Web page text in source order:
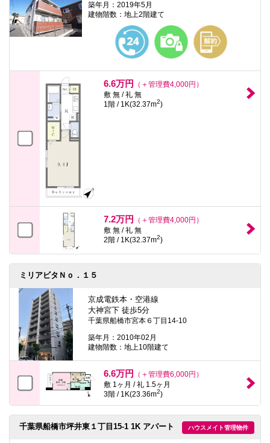
築年月：2019年5月
建物階数：地上2階建て
6.6万円
（＋管理費4,000円）
敷 無 / 礼 無
1階 / 1K(32.37m2)
7.2万円
（＋管理費4,000円）
敷 無 / 礼 無
2階 / 1K(32.37m2)
ミリアビタＮｏ．１５
京成電鉄本・空港線
大神宮下 徒歩5分
千葉県船橋市宮本６丁目14-10
築年月：2010年02月
建物階数：地上10階建て
6.6万円
（＋管理費6,000円）
敷 1ヶ月 / 礼 1.5ヶ月
3階 / 1K(23.36m2)
ハウスメイト管理物件
千葉県船橋市坪井東１丁目15-1 1K アパート